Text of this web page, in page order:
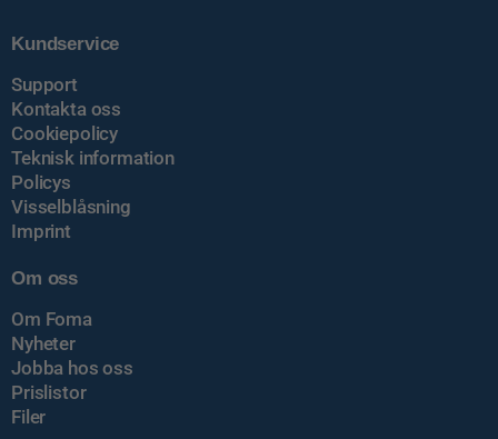
Kundservice
Support
Kontakta oss
Cookiepolicy
Teknisk information
Policys
Visselblåsning
Imprint
Om oss
Om Foma
Nyheter
Jobba hos oss
Prislistor
Filer